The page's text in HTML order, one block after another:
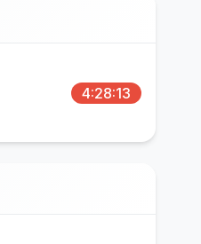
4:28:13